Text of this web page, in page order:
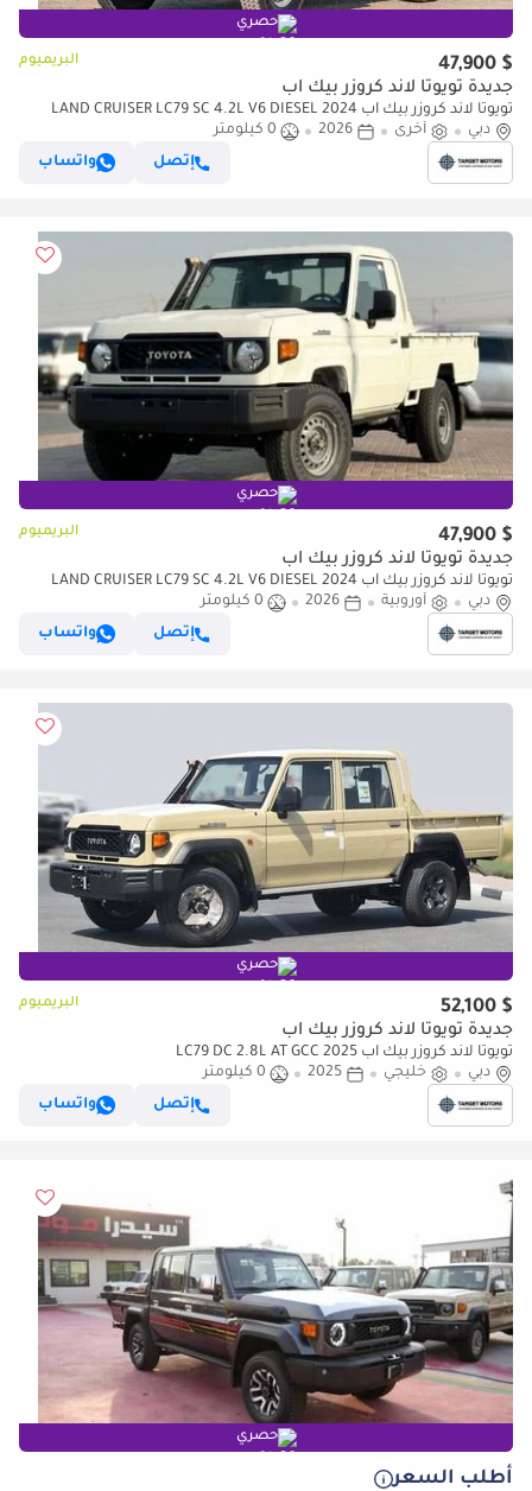
حصري
$ 47,900 البريميوم
جديدة تويوتا لاند كروزر بيك آب
تويوتا لاند كروزر بيك آب LAND CRUISER LC79 SC 4.2L V6 DIESEL 2024
دبي
أخرى 2026
0 كيلومتر
إتصل
واتساب
حصري
$ 47,900 البريميوم
جديدة تويوتا لاند كروزر بيك آب
تويوتا لاند كروزر بيك آب LAND CRUISER LC79 SC 4.2L V6 DIESEL 2024
دبي
أوروبية 2026
0 كيلومتر
إتصل
واتساب
حصري
$ 52,100 البريميوم
جديدة تويوتا لاند كروزر بيك آب
تويوتا لاند كروزر بيك آب LC79 DC 2.8L AT GCC 2025
دبي
خليجي 2025
0 كيلومتر
إتصل
واتساب
حصري
أطلب السعر